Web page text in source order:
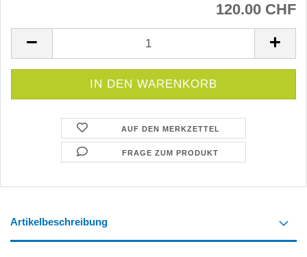
120.00 CHF
AUF DEN MERKZETTEL
FRAGE ZUM PRODUKT
Artikelbeschreibung